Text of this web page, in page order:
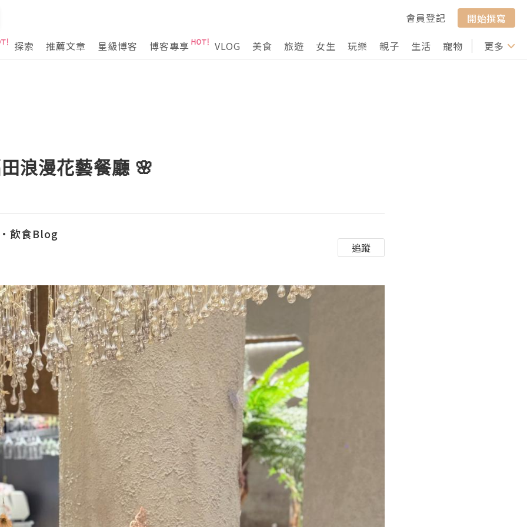
會員登記
開始撰寫
探索
推薦文章 星級博客 博客專享 VLOG 美食 旅遊 女生 玩樂 親子 生活 寵物 行山 打卡
更多
浪漫花藝餐廳 🌸
飲食Blog
追蹤